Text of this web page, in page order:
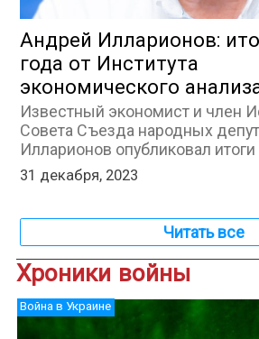
Известный экономист и член
Совета Съезда народных
Илларионов опубликовал
31 декабря, 2023
Андрей Илларионов:
года от Института
экономического
Читать все
Хроники войны
Война в Украине